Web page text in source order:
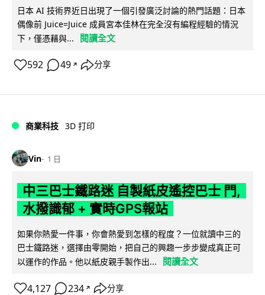
日本 AI 技術界近日出現了一個引發廣泛討論的熱門話題：日本
偶像前 Juice=Juice 成員宮本佳林在完全沒有編程經驗的情況
下，僅憑藉與...
閱讀全文
592 49 ↗ 分享
商業科技 3D 打印
Vin 1 日
中三巴士鐵路迷 自製紙皮遙控巴士 門,
水撥識郁 + 實時GPS報站
如果你熱愛一件事，你會熱愛到怎樣的程度？一位就讀中三的
巴士鐵路迷，選擇由零開始，把自己的興趣一步步變成真正可
以運作的作品。他以紙皮親手製作出...
閱讀全文
4,127 234 ↗ 分享